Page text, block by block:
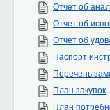
Отчет об
Отчет об
Отчет об
Паспорт
Перечень
План закупок
План